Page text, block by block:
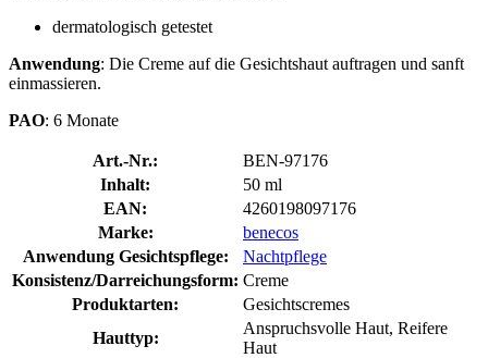
dermatologisch getestet
Anwendung: Die Creme auf die Gesichtshaut auftragen und sanft
einmassieren.
PAO: 6 Monate
Art.-Nr.:
BEN-97176
Inhalt:
50 ml
EAN:
4260198097176
Marke:
benecos
Anwendung Gesichtspflege:
Nachtpflege
Konsistenz/Darreichungsform: Creme
Produktarten:
Gesichtscremes
Hauttyp:
Anspruchsvolle Haut, Reifere
Haut